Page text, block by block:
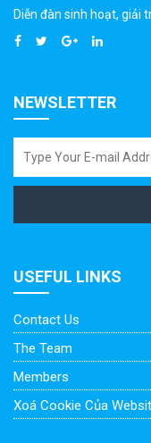
Diễn đàn sinh hoạt, giải
NEWSLETTER
USEFUL LINKS
Contact Us
The Team
Members
Xoá Cookie Của